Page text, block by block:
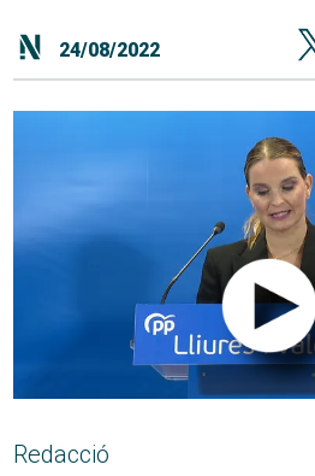
24/08/2022
Redacció